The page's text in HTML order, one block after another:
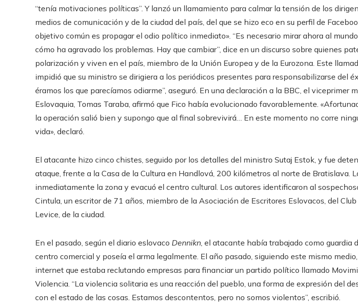
“tenía motivaciones políticas”. Y lanzó un llamamiento para calmar la tensión de los
medios de comunicación y de la ciudad del país, del que se hizo eco en su perfil de
objetivo común es propagar el odio político inmediato». “Es necesario mirar ahora al
cómo ha agravado los problemas. Hay que cambiar”, dice en un discurso sobre quienes
polarización y viven en el país, miembro de la Unión Europea y de la Eurozona. Este
impidió que su ministro se dirigiera a los periódicos presentes para responsabilizarse del
éramos los que parecíamos odiarme”, aseguró. En una declaración a la BBC, el viceprimer
Eslovaquia, Tomas Taraba, afirmó que Fico había evolucionado favorablemente.
la operación salió bien y supongo que al final sobrevivirá… En este momento no corre
vida», declaró.
El atacante hizo cinco chistes, seguido por los detalles del ministro Sutaj Estok, y fue
ataque, frente a la Casa de la Cultura en Handlová, 200 kilómetros al norte de Bratislava.
inmediatamente la zona y evacuó el centro cultural. Los autores identificaron al
Cintula, un escritor de 71 años, miembro de la Asociación de Escritores Eslovacos, del
Levice, de la ciudad.
En el pasado, según el diario eslovaco Dennikn , el atacante había trabajado como guardia
centro comercial y poseía el arma legalmente. El año pasado, siguiendo este mismo
internet que estaba reclutando empresas para financiar un partido político llamado
Violencia. “La violencia solitaria es una reacción del pueblo, una forma de expresión del
con el estado de las cosas. Estamos descontentos, pero no somos violentos”, escribió.